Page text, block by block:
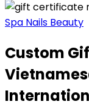
Spa Nails Beauty
Custom